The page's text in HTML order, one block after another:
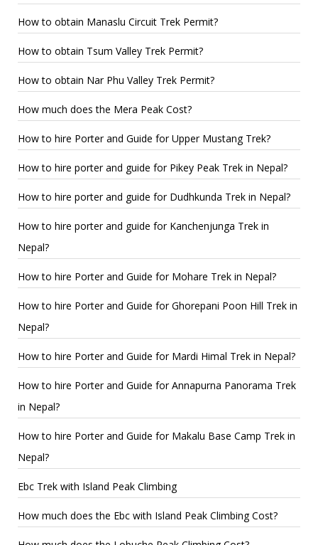
How to obtain Manaslu Circuit Trek Permit?
How to obtain Tsum Valley Trek Permit?
How to obtain Nar Phu Valley Trek Permit?
How much does the Mera Peak Cost?
How to hire Porter and Guide for Upper Mustang Trek?
How to hire porter and guide for Pikey Peak Trek in Nepal?
How to hire porter and guide for Dudhkunda Trek in Nepal?
How to hire porter and guide for Kanchenjunga Trek in
Nepal?
How to hire Porter and Guide for Mohare Trek in Nepal?
How to hire Porter and Guide for Ghorepani Poon Hill Trek in
Nepal?
How to hire Porter and Guide for Mardi Himal Trek in Nepal?
How to hire Porter and Guide for Annapurna Panorama Trek
in Nepal?
How to hire Porter and Guide for Makalu Base Camp Trek in
Nepal?
Ebc Trek with Island Peak Climbing
How much does the Ebc with Island Peak Climbing Cost?